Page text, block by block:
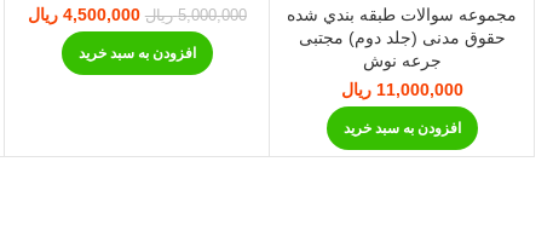
مجموعه سوالات طبقه بندي شده
حقوق مدنی (جلد دوم) مجتبی
جرعه نوش
11,000,000 ریال
افزودن به سبد خرید
5,000,000 ریال
قیمت اصلی:
بود.
4,500,000 ریال
افزودن به سبد خرید